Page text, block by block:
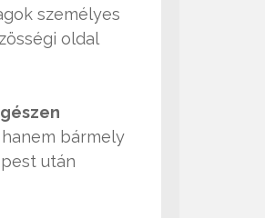
személyes
oldal
bármely
után